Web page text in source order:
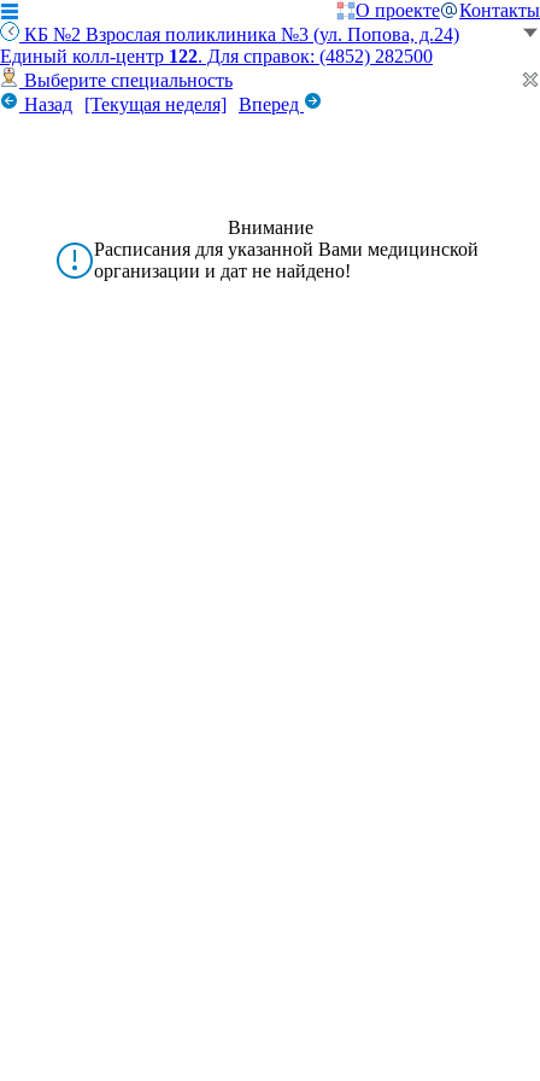
О проекте
Контакты
КБ №2 Взрослая поликлиника №3 (ул. Попова, д.24)
Единый колл-центр 122. Для справок: (4852) 282500
Выберите специальность
Назад
[Текущая неделя] Вперед
Внимание
Расписания для указанной Вами медицинской
организации и дат не найдено!